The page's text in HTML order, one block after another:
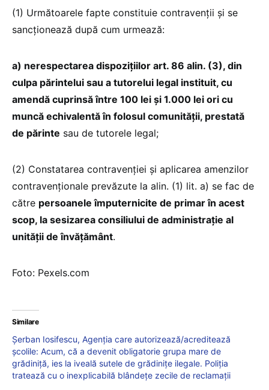
(1) Următoarele fapte constituie contravenții și se
sancționează după cum urmează:
a) nerespectarea dispozițiilor art. 86 alin. (3), din
culpa părintelui sau a tutorelui legal instituit, cu
amendă cuprinsă între 100 lei și 1.000 lei ori cu
muncă echivalentă în folosul comunității, prestată
de părinte sau de tutorele legal;
(2) Constatarea contravenției și aplicarea amenzilor
contravenționale prevăzute la alin. (1) lit. a) se fac de
către persoanele împuternicite de primar în acest
scop, la sesizarea consiliului de administrație al
unității de învățământ.
Foto: Pexels.com
Similare
Șerban Iosifescu, Agenția care autorizează/acreditează
școlile: Acum, că a devenit obligatorie grupa mare de
grădiniță, ies la iveală sutele de grădinițe ilegale. Poliția
tratează cu o inexplicabilă blândețe zecile de reclamații